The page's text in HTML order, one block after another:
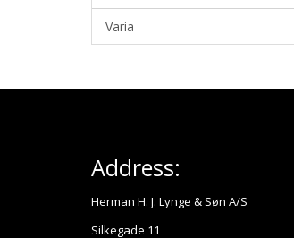
Varia
Address:
Herman H. J. Lynge & Søn A/S
Silkegade 11